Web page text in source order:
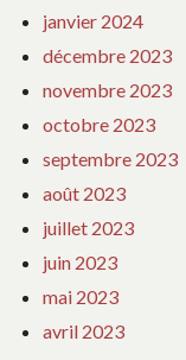
janvier 2024
décembre 2023
novembre 2023
octobre 2023
septembre 2023
août 2023
juillet 2023
juin 2023
mai 2023
avril 2023